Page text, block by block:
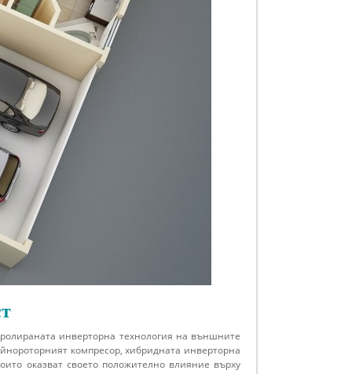
инверторна технология на външните
компресор, хибридната инверторна
оказват своето положително влияние върху